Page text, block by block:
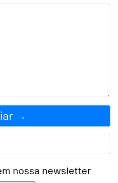
→
nossa newsletter